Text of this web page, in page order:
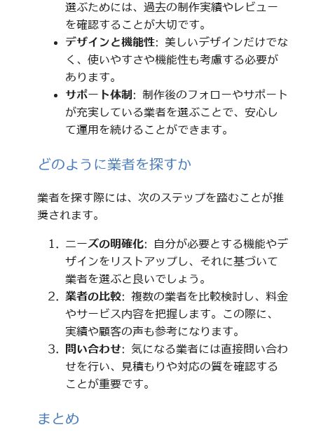
選ぶためには、過去の制作実績やレビュー
を確認することが大切です。
デザインと機能性: 美しいデザインだけでな
く、使いやすさや機能性も考慮する必要が
あります。
サポート体制 : 制作後のフォローやサポート
が充実している業者を選ぶことで、安心し
て運用を続けることができます。
どのように業者を探すか
業者を探す際には、次のステップを踏むことが推
奨されます。
ニーズの明確化: 自分が必要とする機能やデ
ザインをリストアップし、それに基づいて
業者を選ぶと良いでしょう。
業者の比較: 複数の業者を比較検討し、料金
やサービス内容を把握します。この際に、
実績や顧客の声も参考になります。
問い合わせ: 気になる業者には直接問い合わ
せを行い、見積もりや対応の質を確認する
ことが重要です。
まとめ